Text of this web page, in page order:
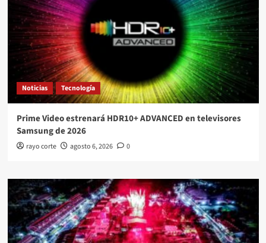
Noticias Tecnología
Prime Video estrenará HDR10+ ADVANCED en televisores
Samsung de 2026
rayo corte agosto 6, 2026 0